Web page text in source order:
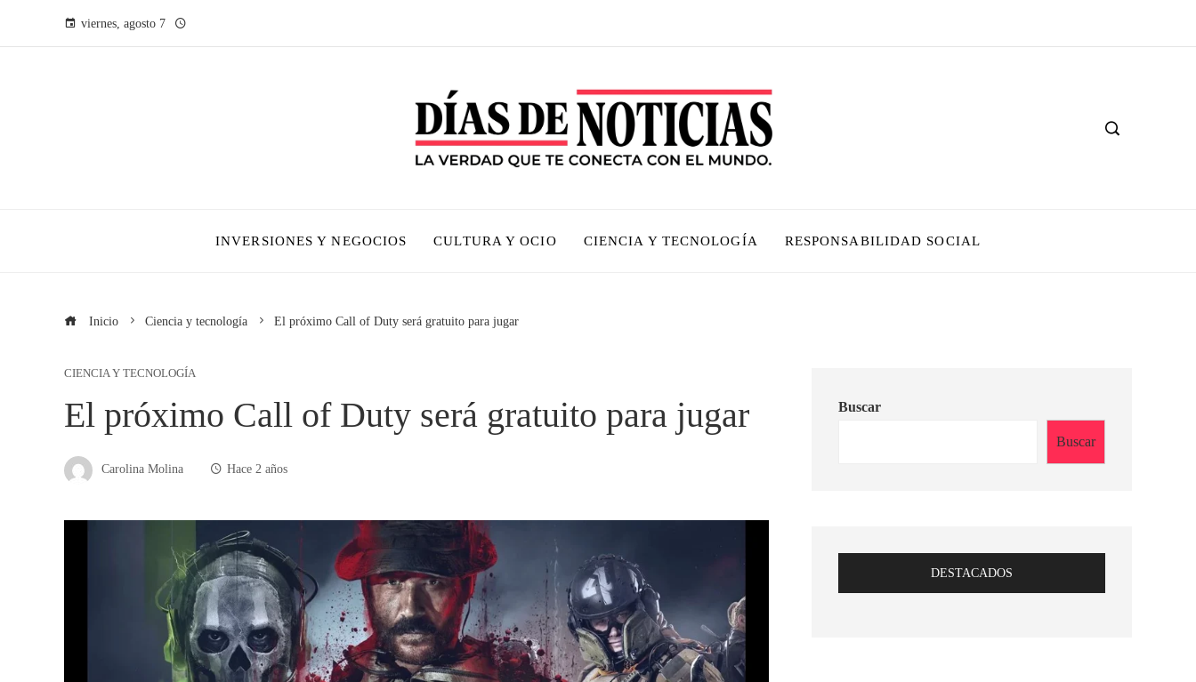
viernes, agosto 7
INVERSIONES Y NEGOCIOS CULTURA Y OCIO CIENCIA Y TECNOLOGÍA RESPONSABILIDAD SOCIAL
Inicio Ciencia y tecnología El próximo Call of Duty será gratuito para jugar
CIENCIA Y TECNOLOGÍA
El próximo Call of Duty será gratuito para jugar
Carolina Molina Hace 2 años
Buscar
Buscar
DESTACADOS